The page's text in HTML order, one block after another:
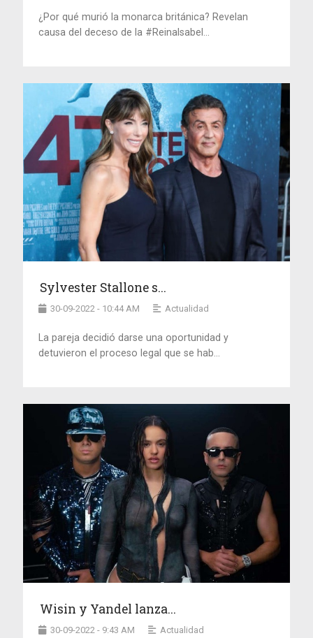
¿Por qué murió la monarca británica? Revelan
causa del deceso de la #ReinaIsabel...
Sylvester Stallone s...
30-09-2022 - 10:44 AM Actualidad
La pareja decidió darse una oportunidad y
detuvieron el proceso legal que se hab...
Wisin y Yandel lanza...
30-09-2022 - 9:43 AM Actualidad